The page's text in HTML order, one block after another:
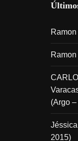
(Argo
2015)